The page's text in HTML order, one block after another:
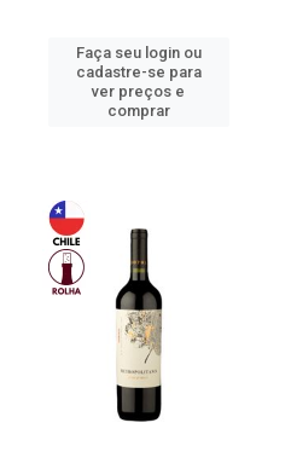
Faça seu login ou
cadastre-se para
ver preços e
comprar